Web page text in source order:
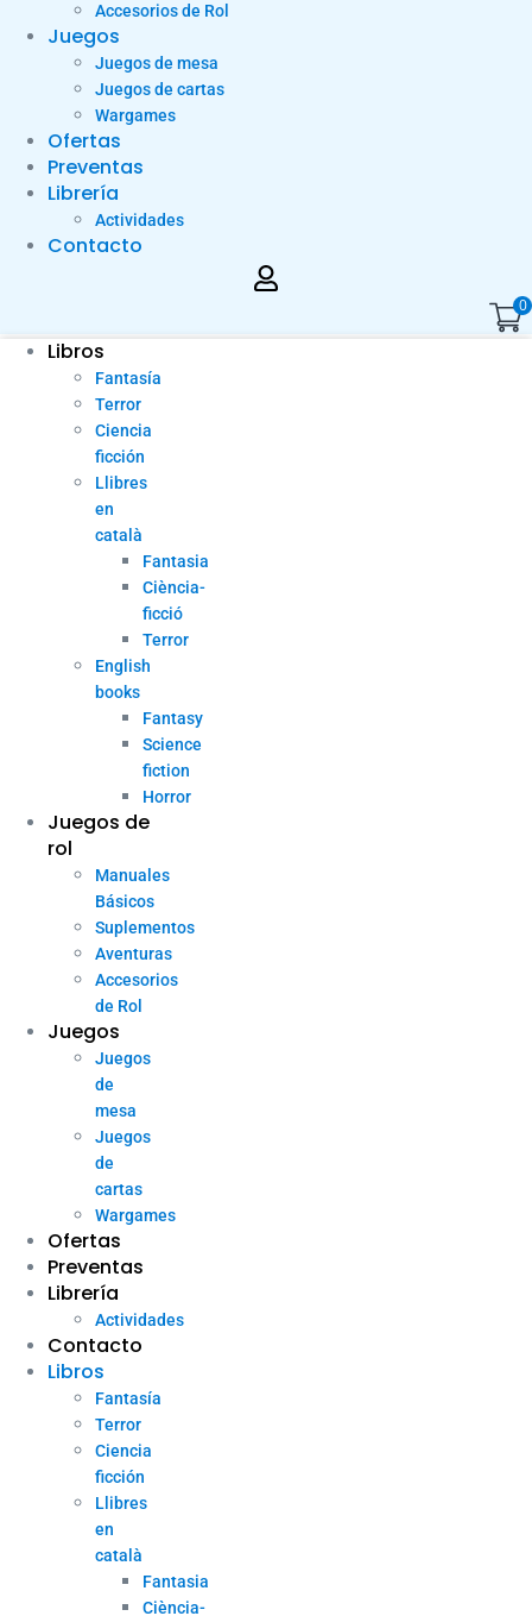
Accesorios de Rol
Juegos
Juegos de mesa
Juegos de cartas
Wargames
Ofertas
Preventas
Librería
Actividades
Contacto
0
Libros
Fantasía
Terror
Ciencia
ficción
Llibres
en
català
Fantasia
Ciència-
ficció
Terror
English
books
Fantasy
Science
fiction
Horror
Juegos de
rol
Manuales
Básicos
Suplementos
Aventuras
Accesorios
de Rol
Juegos
Juegos
de
mesa
Juegos
de
cartas
Wargames
Ofertas
Preventas
Librería
Actividades
Contacto
Libros
Fantasía
Terror
Ciencia
ficción
Llibres
en
català
Fantasia
Ciència-